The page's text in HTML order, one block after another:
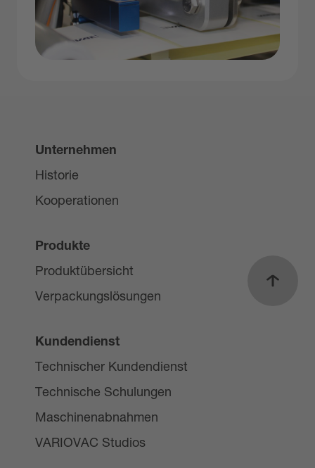
Nach
Unternehmen
Historie
Kooperationen
Produkte
Produktübersicht
Verpackungslösungen
Kundendienst
Technischer Kundendienst
Technische Schulungen
Maschinenabnahmen
VARIOVAC Studios